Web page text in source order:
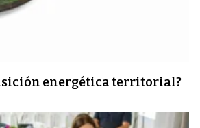
energética territorial?